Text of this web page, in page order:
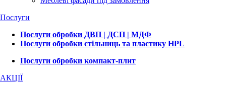
Послуги
Послуги обробки ДВП | ДСП | МДФ
Послуги обробки стільниць та пластику HPL
Послуги обробки компакт-плит
АКЦІЇ